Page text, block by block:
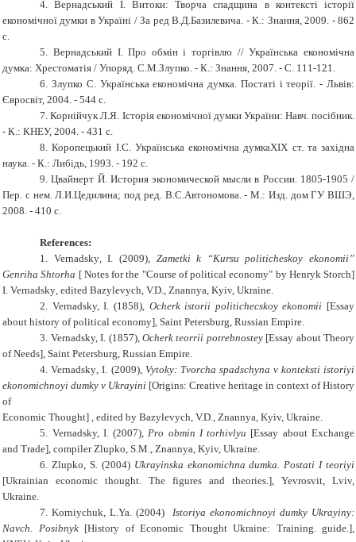
4. Вернадський І. Витоки: Творча спадщина в контексті історії
економічної думки в Україні / За ред В.Д.Базилевича. - К.: Знання, 2009. - 862
с.
5. Вернадський І. Про обмін і торгівлю // Українська економічна
думка: Хрестоматія / Упоряд. С.М.Злупко. - К.: Знання, 2007. - С. 111-121.
6. Злупко С. Українська економічна думка. Постаті і теорії. - Львів:
Євросвіт, 2004. - 544 с.
7. Корнійчук Л.Я. Історія економічної думки України: Навч. посібник.
- К.: КНЕУ, 2004. - 431 с.
8. Коропецький І.С. Українська економічна думкаХІХ ст. та західна
наука. - К.: Либідь, 1993. - 192 с.
9. Цвайнерт Й. История экономической мысли в России. 1805-1905 /
Пер. с нем. Л.И.Цедилина; под ред. В.С.Автономова. - М.: Изд. дом ГУ ВШЭ,
2008. - 410 с.
References:
1. Vernadsky,I. (2009), Zametki k “Kursu politicheskoy ekonomii”
Genriha Shtorha [Notes for the "Course of political economy" byHenryk Storch]
I. Vernadsky, edited Bazylevych, V.D., Znannya, Kyiv, Ukraine.
2. Vernadsky, I. (1858), Ocherk istorii politichecskoy ekonomii [Essay
about history of political economy], Saint Petersburg, Russian Empire.
3. Vernadsky, I. (1857), Ocherk teorrii potrebnostey[Essay about Theory
of Needs], Saint Petersburg, Russian Empire.
4. Vernadsky,I. (2009), Vytoky: Tvorcha spadschyna v konteksti istoriyi
ekonomichnoyi dumky v Ukrayini [Origins: Creative heritage in context of History
of
Economic Thought] , edited by Bazylevych, V.D., Znannya, Kyiv, Ukraine.
5. Vernadsky, I. (2007),Pro obmin I torhivlyu [Essay about Exchange
and Trade], compiler Zlupko, S.M., Znannya, Kyiv, Ukraine.
6. Zlupko, S.(2004) Ukrayinska ekonomichna dumka. Postati I teoriyi
[Ukrainian economic thought. The figures and theories.], Yevrosvit, Lviv,
Ukraine.
7. Korniychuk, L.Ya. (2004)Istoriya ekonomichnoyi dumky Ukrayiny:
Navch. Posibnyk[History of Economic Thought Ukraine: Training. guide.],